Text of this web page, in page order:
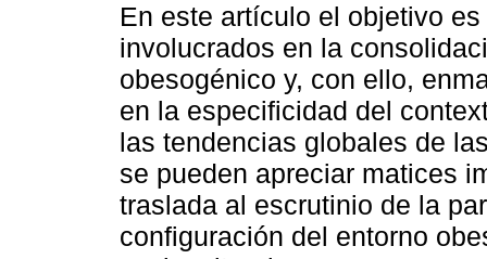
En este artículo el objetivo
involucrados en la
obesogénico y, con ello,
en la especificidad del
las tendencias globales de
se pueden apreciar matices
traslada al escrutinio de la
configuración del entorno